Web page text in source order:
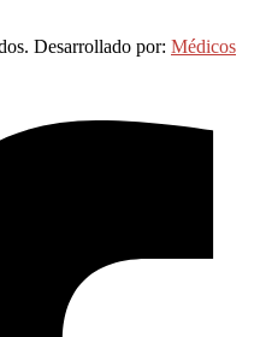
Desarrollado por: Médicos